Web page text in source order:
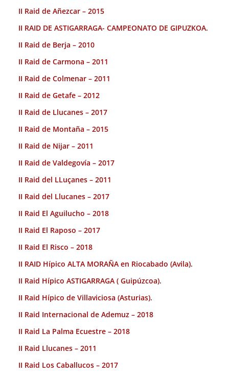
II Raid de Añezcar – 2015
II RAID DE ASTIGARRAGA- CAMPEONATO DE GIPUZKOA.
II Raid de Berja – 2010
II Raid de Carmona – 2011
II Raid de Colmenar – 2011
II Raid de Getafe – 2012
II Raid de Llucanes – 2017
II Raid de Montaña – 2015
II Raid de Nijar – 2011
II Raid de Valdegovía – 2017
II Raid del LLuçanes – 2011
II Raid del Llucanes – 2017
II Raid El Aguilucho – 2018
II Raid El Raposo – 2017
II Raid El Risco – 2018
II RAID Hípico ALTA MORAÑA en Riocabado (Avila).
II Raid Hípico ASTIGARRAGA ( Guipúzcoa).
II Raid Hípico de Villaviciosa (Asturias).
II Raid Internacional de Ademuz – 2018
II Raid La Palma Ecuestre – 2018
II Raid Llucanes – 2011
II Raid Los Caballucos – 2017